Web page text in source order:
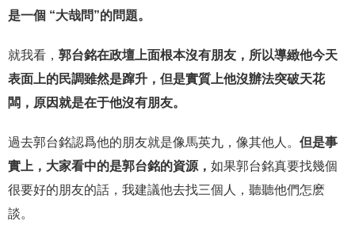
是一個 “大哉問”的問題。
就我看， 郭台銘在政壇上面根本沒有朋友，所以導緻他今天
表面上的民調雖然是蹿升，但是實質上他沒辦法突破天花
闆，原因就是在于他沒有朋友。
過去郭台銘認爲他的朋友就是像馬英九，像其他人。 但是事
實上，大家看中的是郭台銘的資源， 如果郭台銘真要找幾個
很要好的朋友的話，我建議他去找三個人，聽聽他們怎麽
談。